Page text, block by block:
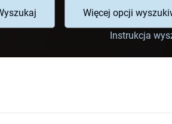
Więcej opcji
Instrukcja